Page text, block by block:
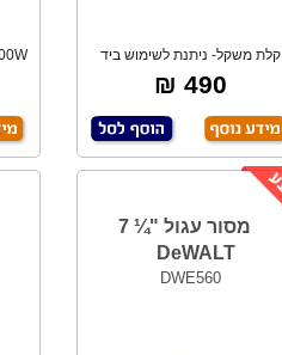
קלת משקל- ניתנת לשימוש ביד
אחת בעלת ויס
490 ₪
מסור עגול "¼ 7
DeWALT
DWE560